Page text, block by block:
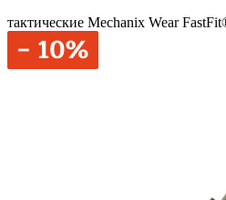
тактические Mechanix Wear